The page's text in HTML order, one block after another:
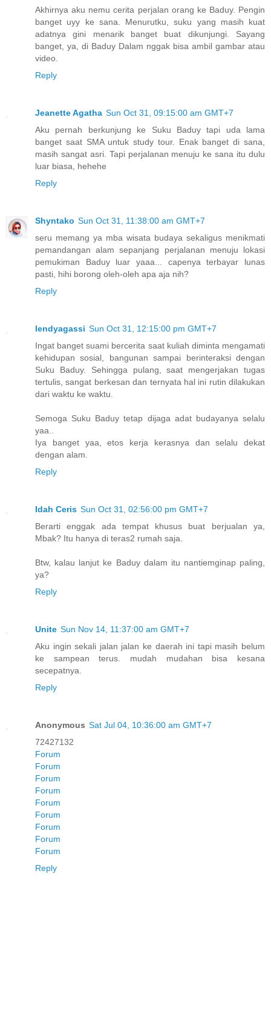
Akhirnya aku nemu cerita perjalan orang ke Baduy. Pengin
banget uyy ke sana. Menurutku, suku yang masih kuat
adatnya gini menarik banget buat dikunjungi. Sayang
banget, ya, di Baduy Dalam nggak bisa ambil gambar atau
video.
Reply
Jeanette Agatha Sun Oct 31, 09:15:00 am GMT+7
Aku pernah berkunjung ke Suku Baduy tapi uda lama
banget saat SMA untuk study tour. Enak banget di sana,
masih sangat asri. Tapi perjalanan menuju ke sana itu dulu
luar biasa, hehehe
Reply
Shyntako Sun Oct 31, 11:38:00 am GMT+7
seru memang ya mba wisata budaya sekaligus menikmati
pemandangan alam sepanjang perjalanan menuju lokasi
pemukiman Baduy luar yaaa... capenya terbayar lunas
pasti, hihi borong oleh-oleh apa aja nih?
Reply
lendyagassi Sun Oct 31, 12:15:00 pm GMT+7
Ingat banget suami bercerita saat kuliah diminta mengamati
kehidupan sosial, bangunan sampai berinteraksi dengan
Suku Baduy. Sehingga pulang, saat mengerjakan tugas
tertulis, sangat berkesan dan ternyata hal ini rutin dilakukan
dari waktu ke waktu.
Semoga Suku Baduy tetap dijaga adat budayanya selalu
yaa..
Iya banget yaa, etos kerja kerasnya dan selalu dekat
dengan alam.
Reply
Idah Ceris Sun Oct 31, 02:56:00 pm GMT+7
Berarti enggak ada tempat khusus buat berjualan ya,
Mbak? Itu hanya di teras2 rumah saja.
Btw, kalau lanjut ke Baduy dalam itu nantiemginap paling,
ya?
Reply
Unite Sun Nov 14, 11:37:00 am GMT+7
Aku ingin sekali jalan jalan ke daerah ini tapi masih belum
ke sampean terus. mudah mudahan bisa kesana
secepatnya.
Reply
Anonymous Sat Jul 04, 10:36:00 am GMT+7
72427132
Forum
Forum
Forum
Forum
Forum
Forum
Forum
Forum
Forum
Reply